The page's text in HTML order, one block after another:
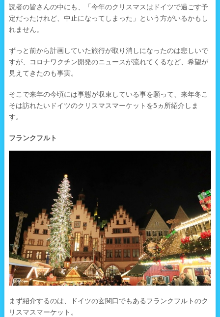
読者の皆さんの中にも、「今年のクリスマスはドイツで過ごす予
定だったけれど、中止になってしまった」という方がいるかもし
れません。
ずっと前から計画していた旅行が取り消しになったのは悲しいで
すが、コロナワクチン開発のニュースが流れてくるなど、希望が
見えてきたのも事実。
そこで来年の今頃には事態が収束している事を願って、来年冬こ
そは訪れたいドイツのクリスマスマーケットを5ヵ所紹介しま
す。
フランクフルト
まず紹介するのは、ドイツの玄関口でもあるフランクフルトのク
リスマスマーケット。